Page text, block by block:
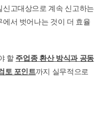
고대상으로 계속 신고하는
서 벗어나는 것이 더 효율
할 주업종 환산 방식과 공동
토 포인트까지 실무적으로